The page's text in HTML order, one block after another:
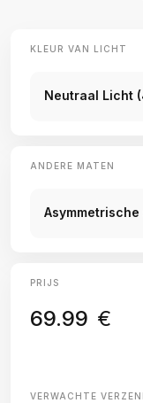
KLEUR VAN LICHT
Neutraal Licht
ANDERE MATEN
PRIJS
69.99 €
VERWACHTE